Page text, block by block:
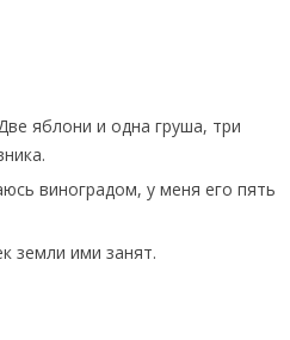
яблони и одна груша, три
виноградом, у меня его пять
земли ими занят.